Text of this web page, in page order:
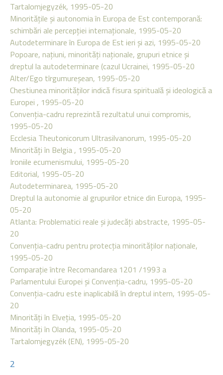
Tartalomjegyzék, 1995-05-20
Minorităţile şi autonomia în Europa de Est contemporană:
schimbări ale percepţiei internaţionale, 1995-05-20
Autodeterminare în Europa de Est ieri şi azi, 1995-05-20
Popoare, naţiuni, minorităţi naţionale, grupuri etnice şi
dreptul la autodeterminare (cazul Ucrainei, 1995-05-20
Alter/Ego tîrgumureşean, 1995-05-20
Chestiunea minorităţilor indică fisura spirituală şi ideologică a
Europei , 1995-05-20
Convenţia-cadru reprezintă rezultatul unui compromis,
1995-05-20
Ecclesia Theutonicorum Ultrasilvanorum, 1995-05-20
Minorităţi în Belgia , 1995-05-20
Ironiile ecumenismului, 1995-05-20
Editorial, 1995-05-20
Autodeterminarea, 1995-05-20
Dreptul la autonomie al grupurilor etnice din Europa, 1995-
05-20
Atlanta: Problematici reale şi judecăţi abstracte, 1995-05-
20
Convenţia-cadru pentru protecţia minorităţilor naţionale,
1995-05-20
Comparaţie între Recomandarea 1201 /1993 a
Parlamentului Europei şi Convenţia-cadru, 1995-05-20
Convenţia-cadru este inaplicabilă în dreptul intern, 1995-05-
20
Minorităţi în Elveţia, 1995-05-20
Minorităţi în Olanda, 1995-05-20
Tartalomjegyzék (EN), 1995-05-20
2